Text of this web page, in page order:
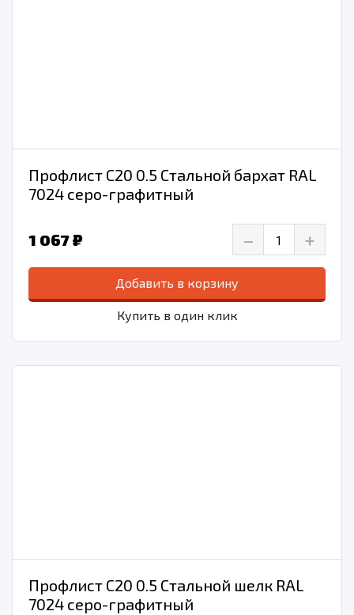
Профлист С20 0.5 Стальной бархат RAL
7024 серо-графитный
1 067 ₽ – +
Добавить в корзину
Купить в один клик
Профлист С20 0.5 Стальной шелк RAL
7024 серо-графитный